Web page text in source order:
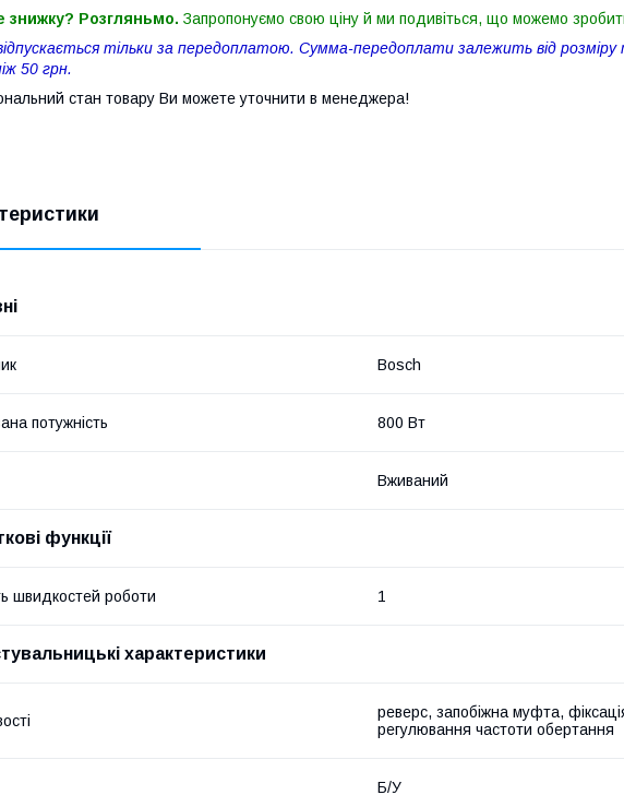
знижку? Розгляньмо. Запропонуємо свою ціну й ми подивіться, що можемо
тільки за передоплатою. Сумма-передоплати залежить від
50 грн.
стан товару Ви можете уточнити в менеджера!
Bosch
потужність 800 Вт
Вживаний
функції
швидкостей роботи 1
характеристики
реверс, запобіжна муфта,
регулювання частоти обертання
Б/У